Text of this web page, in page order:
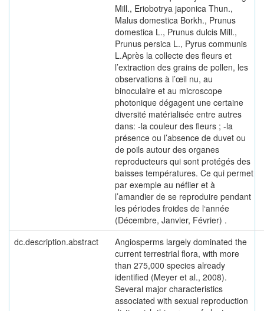
Mill., Eriobotrya japonica Thun.,
Malus domestica Borkh., Prunus
domestica L., Prunus dulcis Mill.,
Prunus persica L., Pyrus communis
L.Après la collecte des fleurs et
l’extraction des grains de pollen, les
observations à l’œil nu, au
binoculaire et au microscope
photonique dégagent une certaine
diversité matérialisée entre autres
dans: -la couleur des fleurs ; -la
présence ou l’absence de duvet ou
de poils autour des organes
reproducteurs qui sont protégés des
baisses températures. Ce qui permet
par exemple au néflier et à
l’amandier de se reproduire pendant
les périodes froides de l‘année
(Décembre, Janvier, Février) .
dc.description.abstract
Angiosperms largely dominated the
current terrestrial flora, with more
than 275,000 species already
identified (Meyer et al., 2008).
Several major characteristics
associated with sexual reproduction